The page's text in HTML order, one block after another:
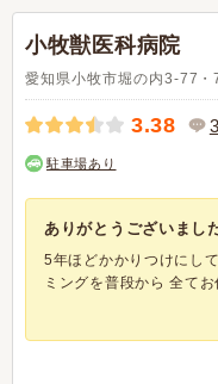
小牧獣医科病院
愛知県小牧市堀の内3-77・
3.38 3
駐車場あり
ありがとうございまし
5年ほどかかりつけにし
ミングを普段から 全て